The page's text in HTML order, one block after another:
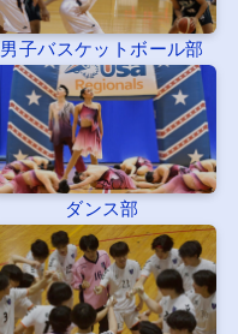
男子バスケットボール部
ダンス部